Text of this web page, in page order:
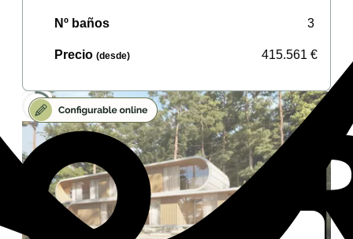
Nº baños 3
Precio (desde) 415.561 €